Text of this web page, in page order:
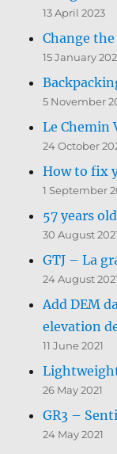
13 April 2023
Change
15 January
5 November
Le Chemin
24 October
How to fix
1 September
57 years
30 August
GTJ – La
24 August
Add DEM
elevation
11 June 2021
26 May 2021
GR3 –
24 May 2021